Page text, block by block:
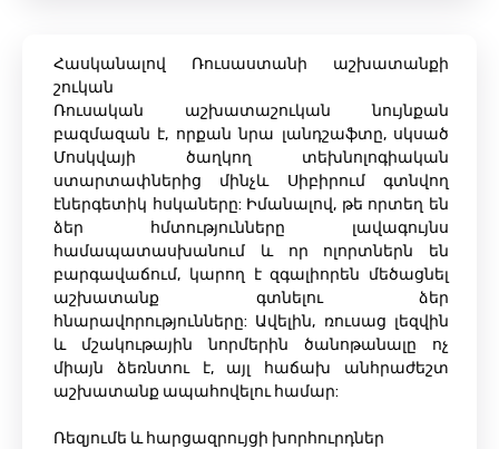
Հասկանալով Ռուսաստանի աշխատանքի
շուկան
Ռուսական աշխատաշուկան նույնքան
բազմազան է, որքան նրա լանդշաֆտը, սկսած
Մոսկվայի ծաղկող տեխնոլոգիական
ստարտափներից մինչև Սիբիրում գտնվող
էներգետիկ հսկաները: Իմանալով, թե որտեղ են
ձեր հմտությունները լավագույնս
համապատասխանում և որ ոլորտներն են
բարգավաճում, կարող է զգալիորեն մեծացնել
աշխատանք գտնելու ձեր
հնարավորությունները: Ավելին, ռուսաց լեզվին
և մշակութային նորմերին ծանոթանալը ոչ
միայն ձեռնտու է, այլ հաճախ անհրաժեշտ
աշխատանք ապահովելու համար:
Ռեզյումե և հարցազրույցի խորհուրդներ